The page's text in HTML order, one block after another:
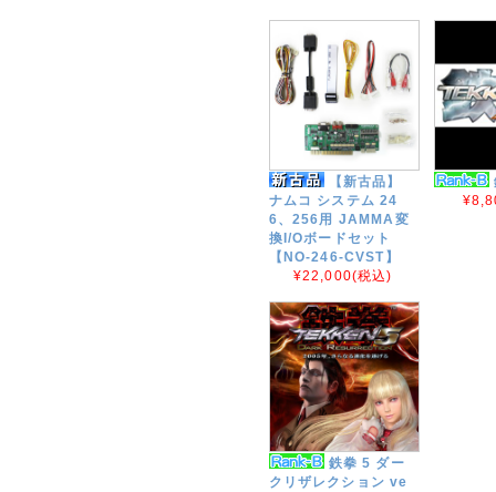
【新古品】
ナムコ システム 24
6、256用 JAMMA変
換I/Oボードセット
【NO-246-CVST】
¥22,000(税込)
鉄拳 5 ダー
クリザレクション ve